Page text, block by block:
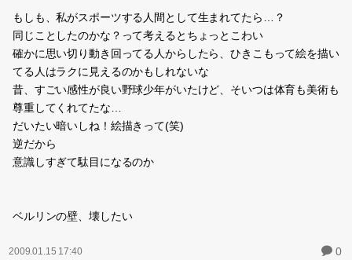
もしも、私がスポーツする人間として生まれてたら…？
同じことしたのかな？って考えるとちょっとこわい
確かに思い切り動き回ってる人からしたら、ひきこもって絵を描い
てる人はラクに見えるのかもしれないな
昔、すごい感性が良い野球少年がいたけど、そいつは体育も美術も
尊重してくれてたな…
だいたい暗いしね！絵描きって(笑)
逆だから
意識しすぎて駄目になるのか
ベルリンの壁、壊したい
2009.01.15 17:40 0